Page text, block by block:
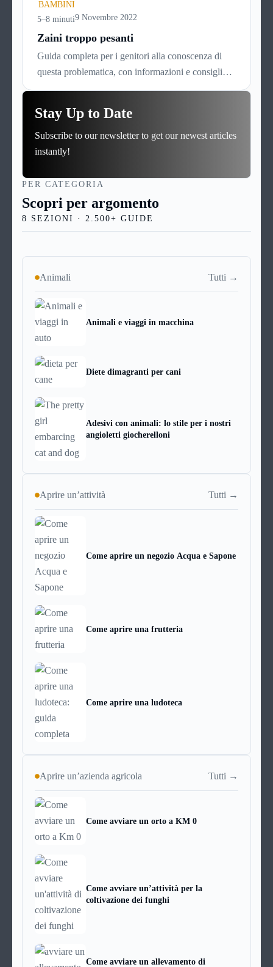
ad una sofisticata procedura di omogeneizzazione
che li renda digeribili dal delicato stomaco dei
bambini molto piccoli, non oltre i dieci mesi di età.
BAMBINI
5–8 minuti9 Novembre 2022
Zaini troppo pesanti
Guida completa per i genitori alla conoscenza di
questa problematica, con informazioni e consigli
utili per capirne l’origine e le cause, leggerne i
specialista più indicato e intervenire per
fronteggiarla nel migliore dei modi
Stay Up to Date
Subscribe to our newsletter to get our newest articles
instantly!
PER CATEGORIA
Scopri per argomento
8 SEZIONI · 2.500+ GUIDE
Animali Tutti →
Animali e viaggi in macchina
Diete dimagranti per cani
Adesivi con animali: lo stile per i nostri
angioletti giocherelloni
Aprire un’attività Tutti →
Come aprire un negozio Acqua e Sapone
Come aprire una frutteria
Come aprire una ludoteca
Aprire un’azienda agricola Tutti →
Come avviare un orto a KM 0
Come avviare un’attività per la
coltivazione dei funghi
Come avviare un allevamento di